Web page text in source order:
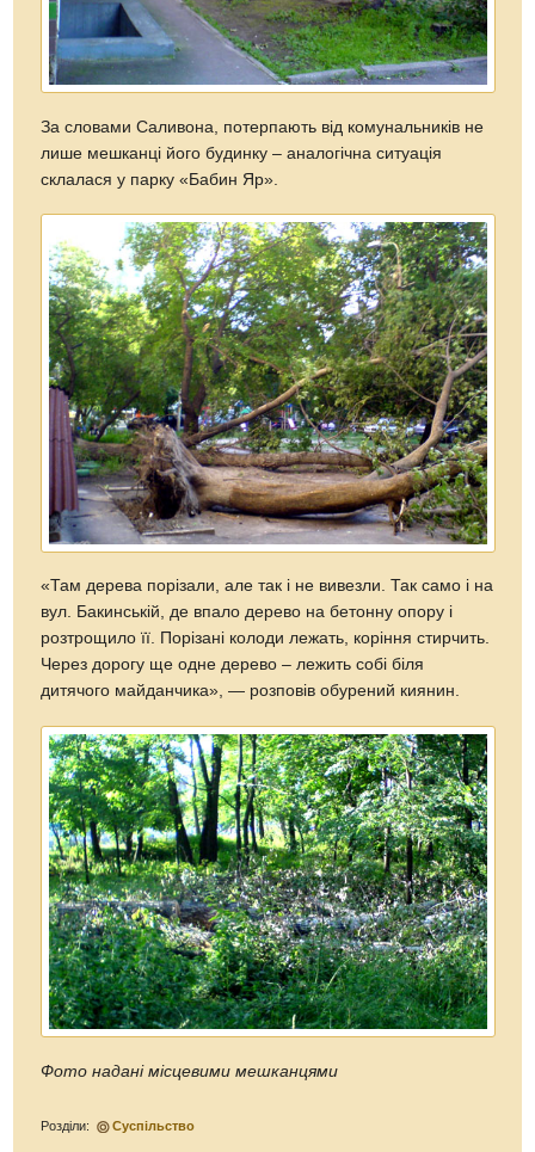
За словами Саливона, потерпають від комунальників не
лише мешканці його будинку – аналогічна ситуація
склалася у парку «Бабин Яр».
«Там дерева порізали, але так і не вивезли. Так само і на
вул. Бакинській, де впало дерево на бетонну опору і
розтрощило її. Порізані колоди лежать, коріння стирчить.
Через дорогу ще одне дерево – лежить собі біля
дитячого майданчика», — розповів обурений киянин.
Фото надані місцевими мешканцями
Розділи: Суспільство